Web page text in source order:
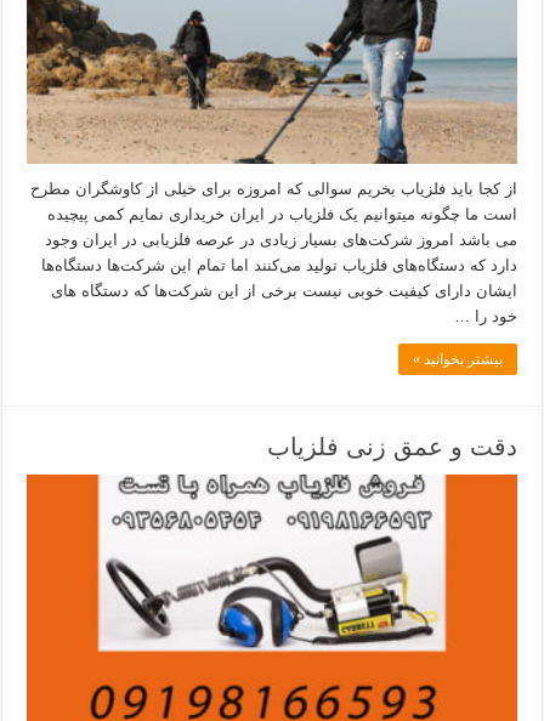
از کجا باید فلزیاب بخریم سوالی که امروزه برای خیلی از کاوشگران مطرح
است ما چگونه میتوانیم یک فلزیاب در ایران خریداری نمایم کمی پیچیده
می باشد امروز شرکت‌های بسیار زیادی در عرصه فلزیابی در ایران وجود
دارد که دستگاه‌های فلزیاب تولید می‌کنند اما تمام این شرکت‌ها دستگاه‌ها
ایشان دارای کیفیت خوبی نیست برخی از این شرکت‌ها که دستگاه های
خود را …
بیشتر بخوانید »
دقت و عمق زنی فلزیاب